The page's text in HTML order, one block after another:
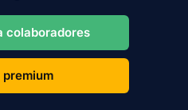
colaboradores
premium